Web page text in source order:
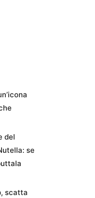
del
se
scatta